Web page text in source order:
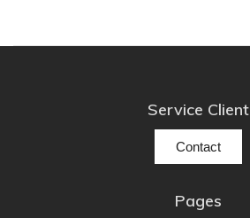
Service Client
Contact
Pages